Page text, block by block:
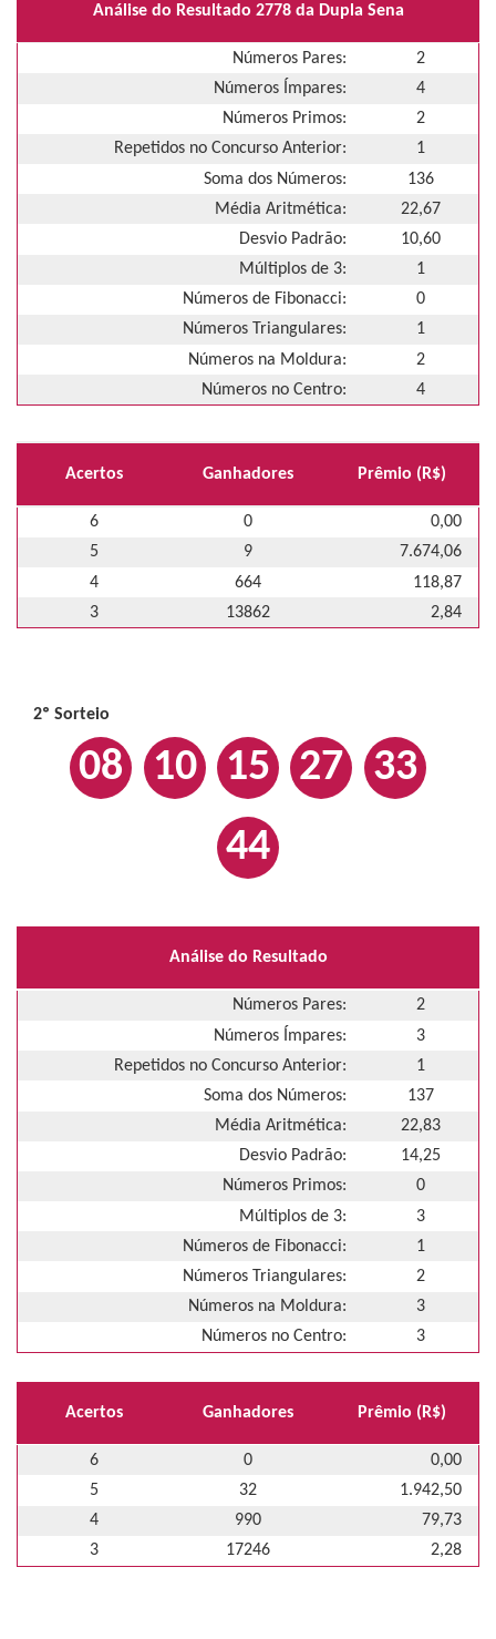
Análise do Resultado 2778 da Dupla Sena
Números Pares:
2
Números Ímpares:
4
Números Primos:
2
Repetidos no Concurso Anterior:
1
Soma dos Números:
136
Média Aritmética:
22,67
Desvio Padrão:
10,60
Múltiplos de 3:
1
Números de Fibonacci:
0
Números Triangulares:
1
Números na Moldura:
2
Números no Centro:
4
Acertos Ganhadores Prêmio (R$)
6 0
0,00
5
9
7.674,06
4
664
118,87
3
13862 2,84
2º Sorteio
08 10 15 27
33
44
Análise do Resultado
Números Pares:
2
Números Ímpares:
3
Repetidos no Concurso Anterior:
1
Soma dos Números:
137
Média Aritmética:
22,83
Desvio Padrão:
14,25
Números Primos:
0
Múltiplos de 3:
3
Números de Fibonacci:
1
Números Triangulares:
2
Números na Moldura:
3
Números no Centro:
3
Acertos Ganhadores Prêmio (R$)
6 0
0,00
5
32
1.942,50
4
990
79,73
3
17246 2,28